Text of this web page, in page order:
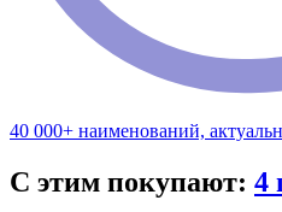
40 000+ наименований,
С этим покупают: 4